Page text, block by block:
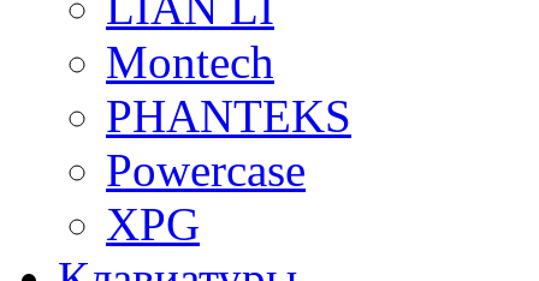
Montech
PHANTEKS
Powercase
XPG